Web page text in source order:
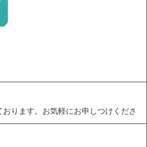
ります。お気軽にお申しつけくださ